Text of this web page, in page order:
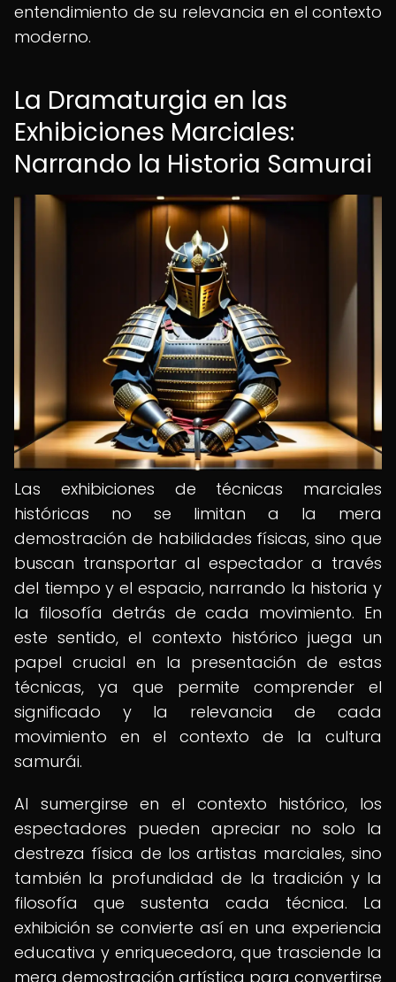
entendimiento de su relevancia en el contexto
moderno.
La Dramaturgia en las
Exhibiciones Marciales:
Narrando la Historia Samurai
Las exhibiciones de técnicas marciales
históricas no se limitan a la mera
demostración de habilidades físicas, sino que
buscan transportar al espectador a través
del tiempo y el espacio, narrando la historia y
la filosofía detrás de cada movimiento. En
este sentido, el contexto histórico juega un
papel crucial en la presentación de estas
técnicas, ya que permite comprender el
significado y la relevancia de cada
movimiento en el contexto de la cultura
samurái.
Al sumergirse en el contexto histórico, los
espectadores pueden apreciar no solo la
destreza física de los artistas marciales, sino
también la profundidad de la tradición y la
filosofía que sustenta cada técnica. La
exhibición se convierte así en una experiencia
educativa y enriquecedora, que trasciende la
mera demostración artística para convertirse